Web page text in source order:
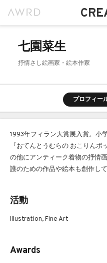
七園菜生
抒情さし絵画家・絵本作家
プロフィー
1993年フィラン大賞展入賞。小
『おてんとうむらの おこりん
の他にアンティーク着物の抒情
護のための作品や絵本も創作して
活動
Illustration, Fine Art
Awards